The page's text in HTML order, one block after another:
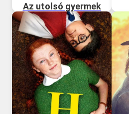
Az utolsó gyermek